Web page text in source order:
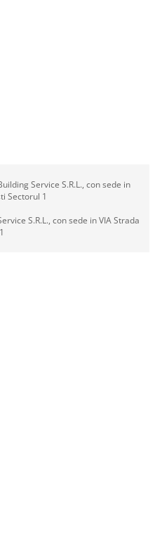
Service S.R.L., con sede in
Sectorul 1
S.R.L., con sede in VIA Strada